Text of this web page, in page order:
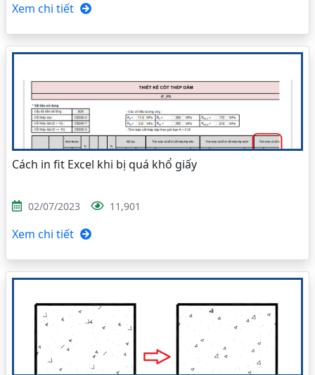
Xem chi tiết
Cách in fit Excel khi bị quá khổ giấy
02/07/2023 11,901
Xem chi tiết